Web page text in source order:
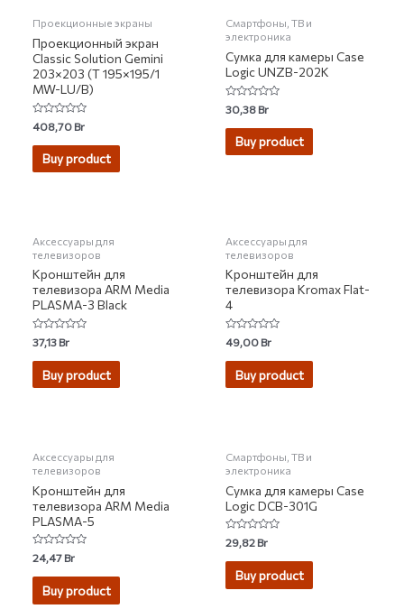
Проекционные экраны
Проекционный экран
Classic Solution Gemini
203×203 (T 195×195/1
MW-LU/B)
Rated
0
out
408,70Br
Buy product
Смартфоны, ТВ и
электроника
Сумка для камеры Case
Logic UNZB-202K
Rated
0
out
30,38Br
Buy product
Аксессуары для
телевизоров
Кронштейн для
телевизора ARM Media
PLASMA-3 Black
Rated
0
out
37,13Br
Buy product
Аксессуары для
телевизоров
Кронштейн для
телевизора Kromax Flat-
4
Rated
0
out
49,00Br
Buy product
Аксессуары для
телевизоров
Кронштейн для
телевизора ARM Media
PLASMA-5
Rated
0
out
24,47Br
Buy product
Смартфоны, ТВ и
электроника
Сумка для камеры Case
Logic DCB-301G
Rated
0
out
29,82Br
Buy product